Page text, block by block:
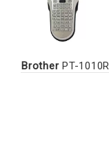
BrotherPT-1010R